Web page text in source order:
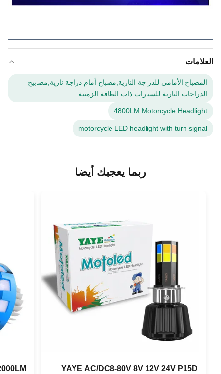
العلامات
المصباح الأمامي للدراجة النارية,مصباح أمام دراجة نارية,مصابيح
الدراجات النارية للسيارات ذات الطاقة الزمنية
4800LM Motorcycle Headlight
motorcycle LED headlight with turn signal
ربما يعجبك أيضا
YAYE AC/DC8-80V 8V 12V 24V P15D